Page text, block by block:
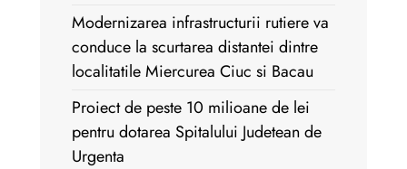
Modernizarea infrastructurii rutiere va
conduce la scurtarea distantei dintre
localitatile Miercurea Ciuc si Bacau
Proiect de peste 10 milioane de lei
pentru dotarea Spitalului Judetean de
Urgenta